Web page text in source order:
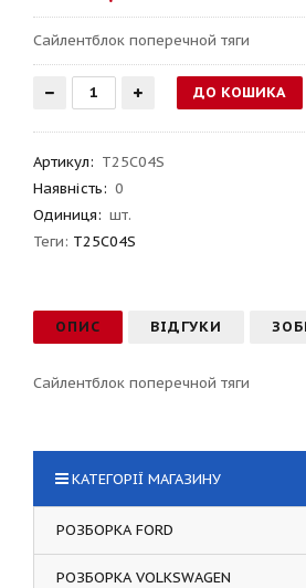
Сайлентблок поперечной тяги
Артикул: T25C04S
Наявність: 0
Одиниця: шт.
Теги: T25C04S
ОПИС ВІДГУКИ
Сайлентблок поперечной тяги
КАТЕГОРІЇ МАГАЗИНУ
РОЗБОРКА FORD
РОЗБОРКА VOLKSWAGEN